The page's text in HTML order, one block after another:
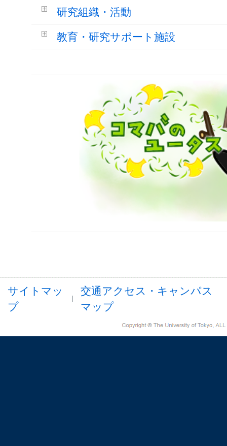
研究組織・活動
教育・研究サポート施設
サイトマッ
プ
交通アクセス・キャンパス
マップ